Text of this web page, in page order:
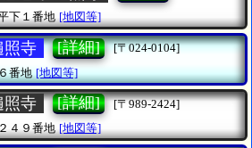
下１番地 [地図等]
照寺 [詳細]
[〒024-0104]
番地 [地図等]
照寺 [詳細]
[〒989-2424]
４９番地 [地図等]